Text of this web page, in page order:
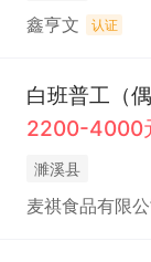
鑫亨文 认证
白班普工（
2200-4000
濉溪县
麦祺食品有限公